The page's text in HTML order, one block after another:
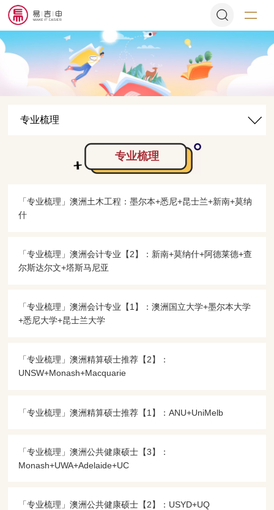
专业梳理
专业梳理
「专业梳理」澳洲土木工程：墨尔本+悉尼+昆士兰+新南+莫纳
什
「专业梳理」澳洲会计专业【2】：新南+莫纳什+阿德莱德+查
尔斯达尔文+塔斯马尼亚
「专业梳理」澳洲会计专业【1】：澳洲国立大学+墨尔本大学
+悉尼大学+昆士兰大学
「专业梳理」澳洲精算硕士推荐【2】：
UNSW+Monash+Macquarie
「专业梳理」澳洲精算硕士推荐【1】：ANU+UniMelb
「专业梳理」澳洲公共健康硕士【3】：
Monash+UWA+Adelaide+UC
「专业梳理」澳洲公共健康硕士【2】：USYD+UQ